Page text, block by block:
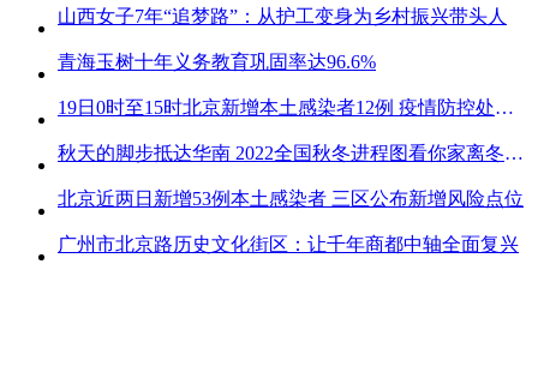
山西女子7年“追梦路”：从护工变身为乡村振兴带头人
青海玉树十年义务教育巩固率达96.6%
19日0时至15时北京新增本土感染者12例 疫情防控处关键时刻
秋天的脚步抵达华南 2022全国秋冬进程图看你家离冬天有多远
北京近两日新增53例本土感染者 三区公布新增风险点位
广州市北京路历史文化街区：让千年商都中轴全面复兴